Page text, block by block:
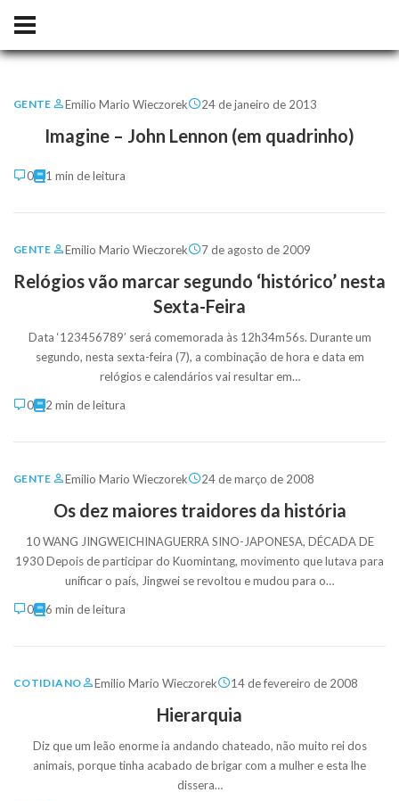
GENTE Emilio Mario Wieczorek 24 de janeiro de 2013
Imagine – John Lennon (em quadrinho)
0 1 min de leitura
GENTE Emilio Mario Wieczorek 7 de agosto de 2009
Relógios vão marcar segundo ‘histórico’ nesta
Sexta-Feira
Data ‘123456789’ será comemorada às 12h34m56s. Durante um
segundo, nesta sexta-feira (7), a combinação de hora e data em
relógios e calendários vai resultar em…
0
2 min de leitura
GENTE Emilio Mario Wieczorek 24 de março de 2008
Os dez maiores traidores da história
10 WANG JINGWEICHINAGUERRA SINO-JAPONESA, DÉCADA DE
1930 Depois de participar do Kuomintang, movimento que lutava para
unificar o país, Jingwei se revoltou e mudou para o…
0
6 min de leitura
COTIDIANO Emilio Mario Wieczorek 14 de fevereiro de 2008
Hierarquia
Diz que um leão enorme ia andando chateado, não muito rei dos
animais, porque tinha acabado de brigar com a mulher e esta lhe
dissera…